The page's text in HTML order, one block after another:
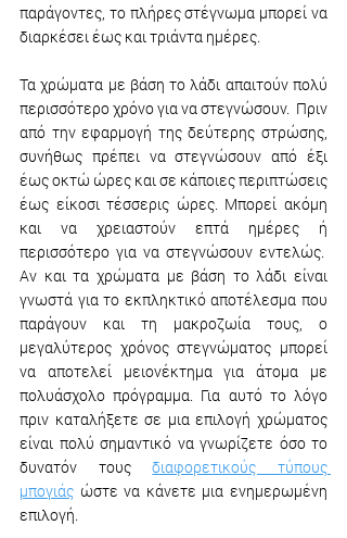
παράγοντες, το πλήρες στέγνωμα μπορεί να
διαρκέσει έως και τριάντα ημέρες.
Τα χρώματα με βάση το λάδι απαιτούν πολύ
περισσότερο χρόνο για να στεγνώσουν.  Πριν
από την εφαρμογή της δεύτερης στρώσης,
συνήθως πρέπει να στεγνώσουν από έξι
έως οκτώ ώρες και σε κάποιες περιπτώσεις
έως είκοσι τέσσερις ώρες. Μπορεί ακόμη
και να χρειαστούν επτά ημέρες ή
περισσότερο για να στεγνώσουν εντελώς.
Αν και τα χρώματα με βάση το λάδι είναι
γνωστά για το εκπληκτικό αποτέλεσμα που
παράγουν και τη μακροζωία τους, ο
μεγαλύτερος χρόνος στεγνώματος μπορεί
να αποτελεί μειονέκτημα για άτομα με
πολυάσχολο πρόγραμμα. Για αυτό το λόγο
πριν καταλήξετε σε μια επιλογή χρώματος
είναι πολύ σημαντικό να γνωρίζετε όσο το
δυνατόν τους διαφορετικούς τύπους
μπογιάς ώστε να κάνετε μια ενημερωμένη
επιλογή.